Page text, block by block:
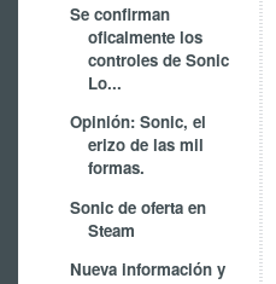
Se confirman
oficalmente los
controles de Sonic
Lo...
Opinión: Sonic, el
erizo de las mil
formas.
Sonic de oferta en
Steam
Nueva información y